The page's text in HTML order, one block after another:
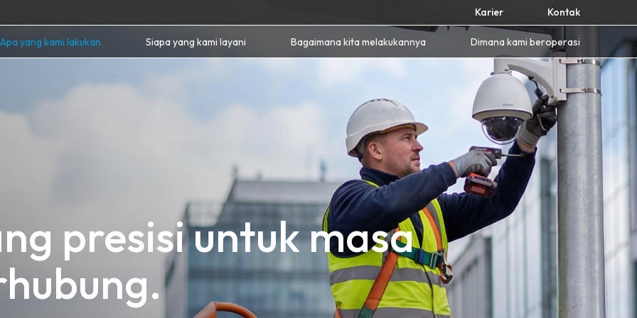
Karier Kontak
Apa yang kami lakukan Siapa yang kami layani Bagaimana kita melakukannya Dimana kami beroperasi
presisi untuk masa